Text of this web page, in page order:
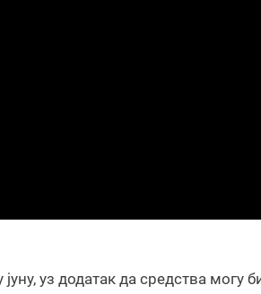
уз додатак да средства могу